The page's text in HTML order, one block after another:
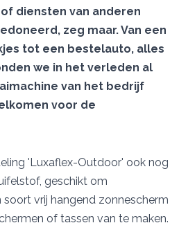
diensten van anderen
zeg maar. Van een
tot een bestelauto, alles
we in het verleden al
van het bedrijf
voor de
'Luxaflex-Outdoor' ook nog
geschikt om
vrij hangend zonnescherm
of tassen van te maken.